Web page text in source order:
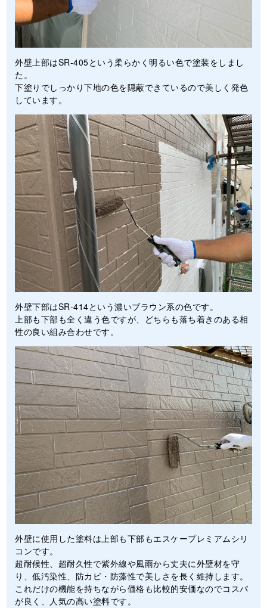
外壁上部はSR-405という柔らかく明るい色で塗装をしまし
た。
下塗りでしっかり下地の色を隠蔽できているので美しく発色
しています。
外壁下部はSR-414という濃いブラウン系の色です。
上部も下部も全く違う色ですが、どちらも落ち着きのある相
性の良い組み合わせです。
外壁に使用した塗料は上部も下部もエスケープレミアムシリ
コンです。
超耐候性、超耐久性で紫外線や風雨から丈夫に外壁材を守
り、低汚染性、防カビ・防藻性で美しさを長く維持します。
これだけの機能を持ちながら価格も比較的安価なのでコスパ
が良く、人気の高い塗料です。